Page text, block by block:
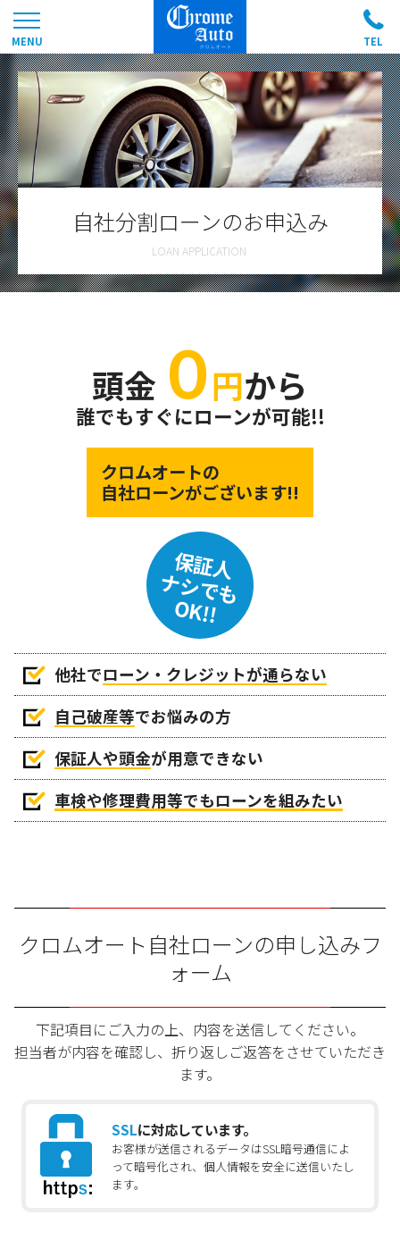
自社分割ローンのお申込み
頭金 ０円から
誰でもすぐにローンが可能!!
クロムオートの
自社ローンがございます!!
保証人
ナシでも
OK!!
他社でローン・クレジットが通らない
自己破産等でお悩みの方
保証人や頭金が用意できない
車検や修理費用等でもローンを組みたい
クロムオート自社ローンの申し込みフ
ォーム
下記項目にご入力の上、内容を送信してください。
担当者が内容を確認し、折り返しご返答をさせていただき
ます。
SSLに対応しています。
お客様が送信されるデータはSSL暗号通信によ
って暗号化され、個人情報を安全に送信いたし
ます。